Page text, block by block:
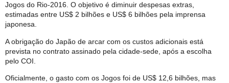
Jogos do Rio-2016. O objetivo é diminuir despesas extras,
estimadas entre US$ 2 bilhões e US$ 6 bilhões pela imprensa
japonesa.
A obrigação do Japão de arcar com os custos adicionais está
prevista no contrato assinado pela cidade-sede, após a escolha
pelo COI.
Oficialmente, o gasto com os Jogos foi de US$ 12,6 bilhões, mas